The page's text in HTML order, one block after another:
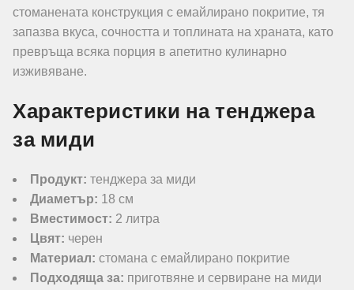
стоманената конструкция с емайлирано покритие, тя
запазва вкуса, сочността и топлината на храната, като
превръща всяка порция в апетитно кулинарно
изживяване.
Характеристики на тенджера
за миди
Продукт: тенджера за миди
Диаметър: 18 см
Вместимост: 2 литра
Цвят: черен
Материал: стомана с емайлирано покритие
Подходяща за: приготвяне и сервиране на миди